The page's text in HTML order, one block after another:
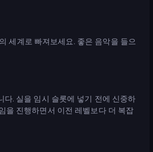
세계로 빠져보세요. 좋은 음악을 들으
. 실을 임시 슬롯에 넣기 전에 신중하
을 진행하면서 이전 레벨보다 더 복잡